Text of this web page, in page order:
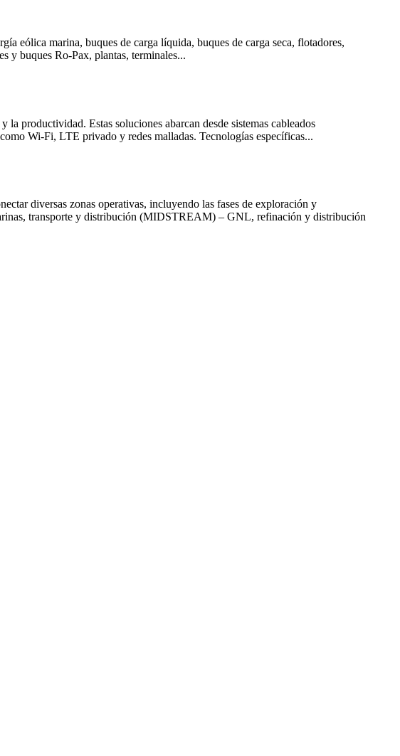
eólica marina, buques de carga líquida, buques de carga seca, flotadores,
y buques Ro-Pax, plantas, terminales...
productividad. Estas soluciones abarcan desde sistemas cableados
Wi-Fi, LTE privado y redes malladas. Tecnologías específicas...
diversas zonas operativas, incluyendo las fases de exploración y
transporte y distribución (MIDSTREAM) – GNL, refinación y distribución